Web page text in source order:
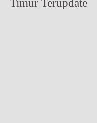
Timur Terupdate